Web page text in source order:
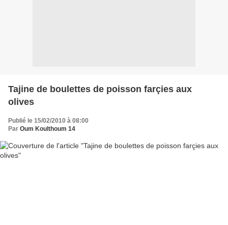
Tajine de boulettes de poisson farçies aux
olives
Publié le 15/02/2010 à 08:00
Par Oum Koulthoum 14